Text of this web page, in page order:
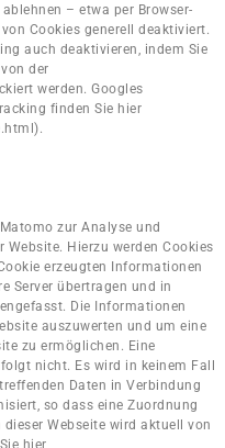
– etwa per Browser-
Cookies generell deaktiviert.
auch deaktivieren, indem Sie
der
werden. Googles
finden Sie hier
zur Analyse und
Hierzu werden Cookies
erzeugten Informationen
Server übertragen und in
Die Informationen
auszuwerten und um eine
zu ermöglichen. Eine
nicht. Es wird in keinem Fall
Daten in Verbindung
so dass eine Zuordnung
Webseite wird aktuell von
hier